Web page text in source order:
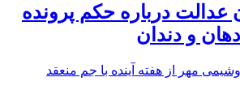
عدالت درباره حکم پرونده
و دندان